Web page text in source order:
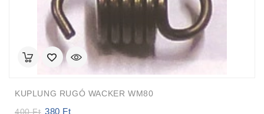
KUPLUNG RUGÓ WACKER WM80
400Ft
Original
380 Ft